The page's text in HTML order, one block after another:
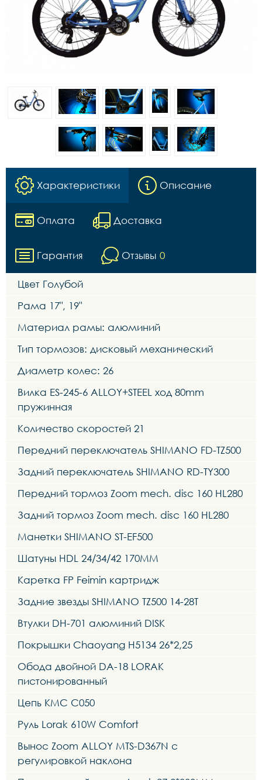
Характеристики Описание
Оплата Доставка
Гарантия Отзывы 0
Цвет Голубой
Рама 17", 19"
Материал рамы: алюминий
Тип тормозов: дисковый механический
Диаметр колес: 26
Вилка ES-245-6 ALLOY+STEEL ход 80mm
пружинная
Количество скоростей 21
Передний переключатель SHIMANO FD-TZ500
Задний переключатель SHIMANO RD-TY300
Передний тормоз Zoom mech. disc 160 HL280
Задний тормоз Zoom mech. disc 160 HL280
Манетки SHIMANO ST-EF500
Шатуны HDL 24/34/42 170MM
Каретка FP Feimin картридж
Задние звезды SHIMANO TZ500 14-28T
Втулки DH-701 алюминий DISK
Покрышки Chaoyang H5134 26*2,25
Обода двойной DA-18 LORAK
пистонированный
Цепь KMC C050
Руль Lorak 610W Comfort
Вынос Zoom ALLOY MTS-D367N с
регулировкой наклона